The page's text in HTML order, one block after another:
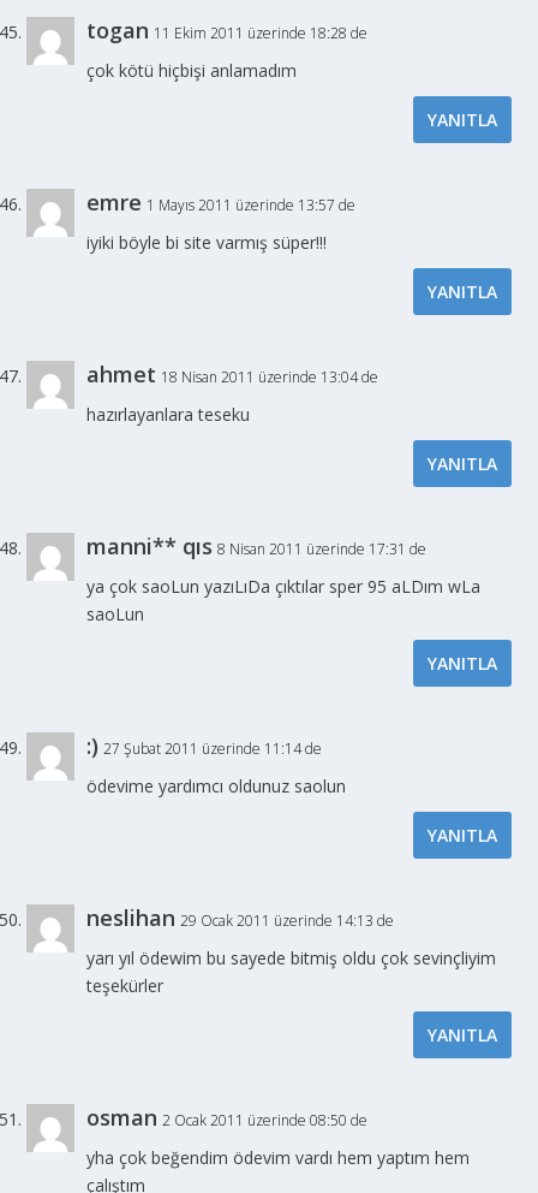
togan 11 Ekim 2011 üzerinde 18:28 de
çok kötü hiçbişi anlamadım
YANITLA
emre 1 Mayıs 2011 üzerinde 13:57 de
iyiki böyle bi site varmış süper!!!
YANITLA
ahmet 18 Nisan 2011 üzerinde 13:04 de
hazırlayanlara teseku
YANITLA
manni** qıs 8 Nisan 2011 üzerinde 17:31 de
ya çok saoLun yazıLıDa çıktılar sper 95 aLDım wLa
saoLun
YANITLA
:) 27 Şubat 2011 üzerinde 11:14 de
ödevime yardımcı oldunuz saolun
YANITLA
neslihan 29 Ocak 2011 üzerinde 14:13 de
yarı yıl ödewim bu sayede bitmiş oldu çok sevinçliyim
teşekürler
YANITLA
osman 2 Ocak 2011 üzerinde 08:50 de
yha çok beğendim ödevim vardı hem yaptım hem
çalıştım